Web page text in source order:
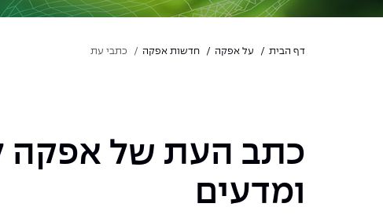
דף הבית על אפקה חדשות אפקה כתבי עת
כתב העת של אפקה
ומדעים